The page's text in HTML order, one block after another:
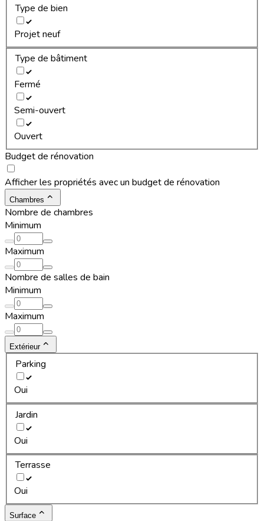
Type de bien
Projet neuf
Type de bâtiment
Fermé
Semi-ouvert
Ouvert
Budget de rénovation
Afficher les propriétés avec un budget de rénovation
Chambres
Nombre de chambres
Minimum
Maximum
Nombre de salles de bain
Minimum
Maximum
Extérieur
Parking
Oui
Jardin
Oui
Terrasse
Oui
Surface